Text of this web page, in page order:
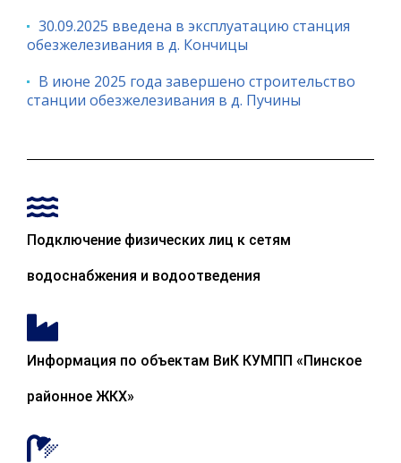
30.09.2025 введена в эксплуатацию станция
обезжелезивания в д. Кончицы
В июне 2025 года завершено строительство
станции обезжелезивания в д. Пучины
Подключение физических лиц к сетям
водоснабжения и водоотведения
Информация по объектам ВиК КУМПП «Пинское
районное ЖКХ»